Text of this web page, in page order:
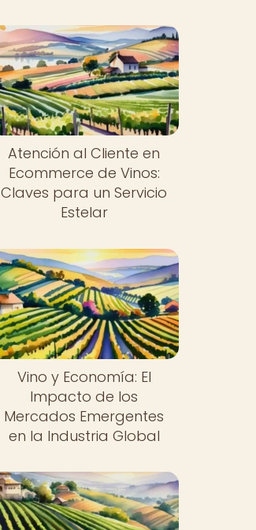
Atención al Cliente en
Ecommerce de Vinos:
Claves para un Servicio
Estelar
Vino y Economía: El
Impacto de los
Mercados Emergentes
en la Industria Global